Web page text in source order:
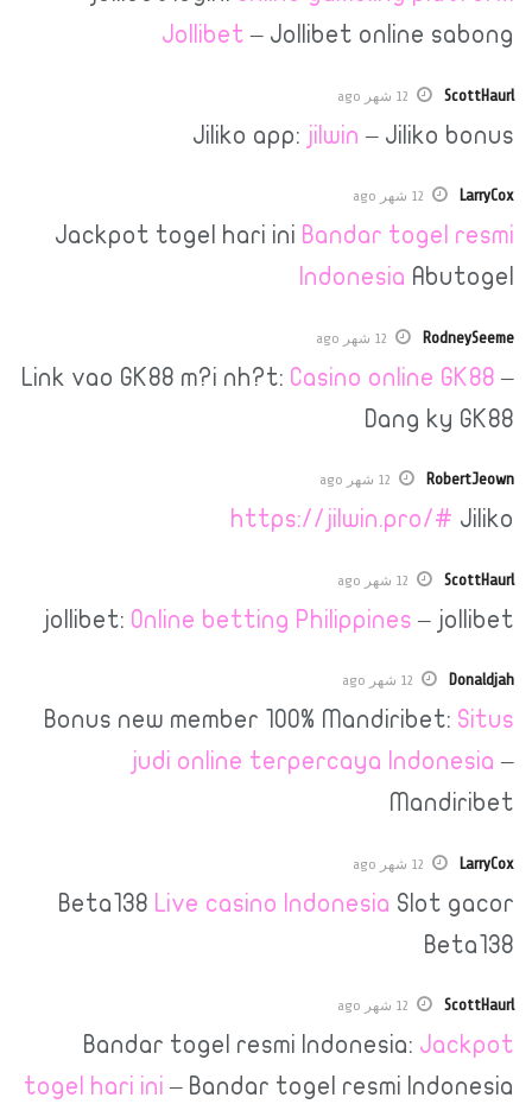
Jollibet– Jollibet online
12 شهر ago
Jiliko app: jilwin–
12 شهر ago
Jackpot togel hari iniBandar
Indonesia
12 شهر ago
Link vao GK88 m?i nh?t:Casino
Dang
12 شهر ago
https://
12 شهر ago
jollibet:Online betting Philippines–
12 شهر ago
Bonus new member 100%
judi online terpercaya
12 شهر ago
Beta138Live casino Indonesia
12 شهر ago
Bandar togel resmi Indonesia:
togel hari ini– Bandar togel resmi